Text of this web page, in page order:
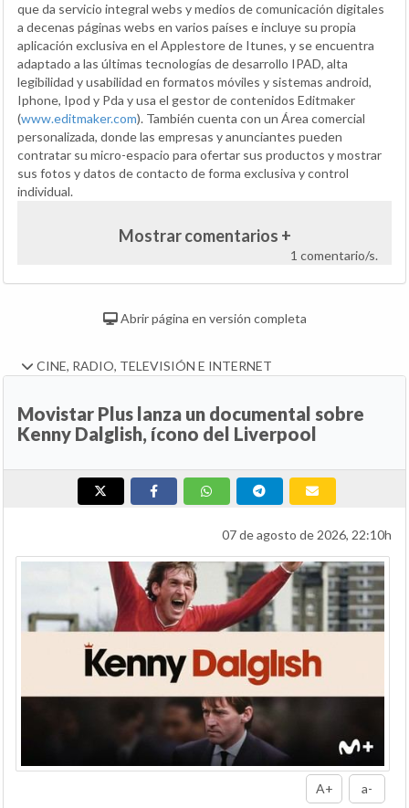
que da servicio integral webs y medios de comunicación digitales
a decenas páginas webs en varios países e incluye su propia
aplicación exclusiva en el Applestore de Itunes, y se encuentra
adaptado a las últimas tecnologías de desarrollo IPAD, alta
legibilidad y usabilidad en formatos móviles y sistemas android,
Iphone, Ipod y Pda y usa el gestor de contenidos Editmaker
(www.editmaker.com). También cuenta con un Área comercial
personalizada, donde las empresas y anunciantes pueden
contratar su micro-espacio para ofertar sus productos y mostrar
sus fotos y datos de contacto de forma exclusiva y control
individual.
Mostrar comentarios +
1 comentario/s.
Abrir página en versión completa
CINE, RADIO, TELEVISIÓN E INTERNET
Movistar Plus lanza un documental sobre
Kenny Dalglish, ícono del Liverpool
07 de agosto de 2026, 22:10h
A+ a-